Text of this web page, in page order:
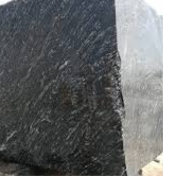
te waarborgen.
boren en diamantdraadsnijden
sneden met minimale verspilling
ondergaan
voordat ze worden
bouw- en
en -verwerking is essentieel
ervan in bouw en ontwerp te